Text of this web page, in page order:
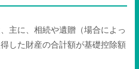
主に、相続や遺贈（場合によっ
した財産の合計額が基礎控除額